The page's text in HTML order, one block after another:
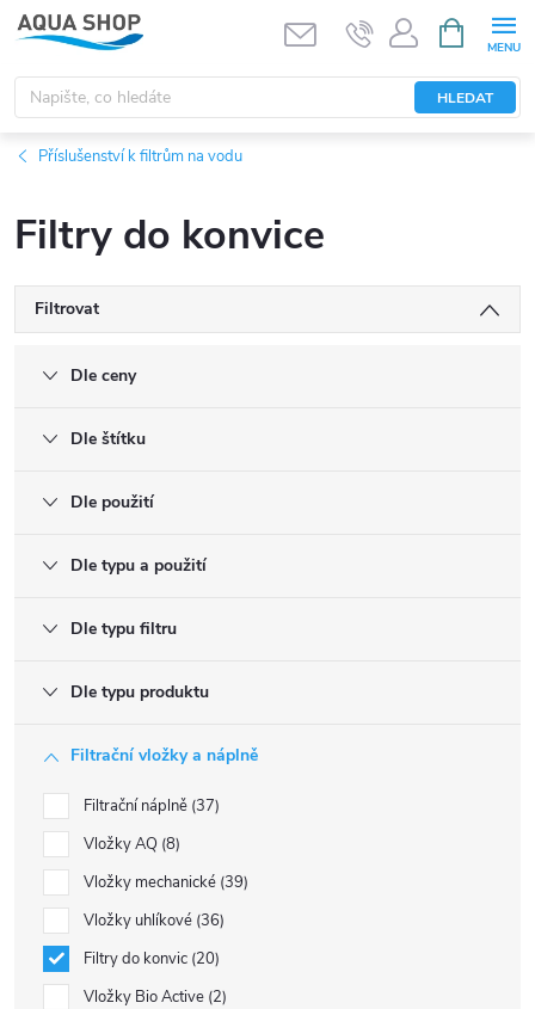
Přejít
na
obsah
HLEDAT
NÁKUPNÍ
KOŠÍK
Příslušenství k filtrům na vodu
Filtry do konvice
Filtrovat
Dle ceny
Dle štítku
Dle použití
Dle typu a použití
Dle typu filtru
Dle typu produktu
Filtrační vložky a náplně
Filtrační náplně 37
Vložky AQ 8
Vložky mechanické 39
Vložky uhlíkové 36
Filtry do konvic 20
Vložky Bio Active 2